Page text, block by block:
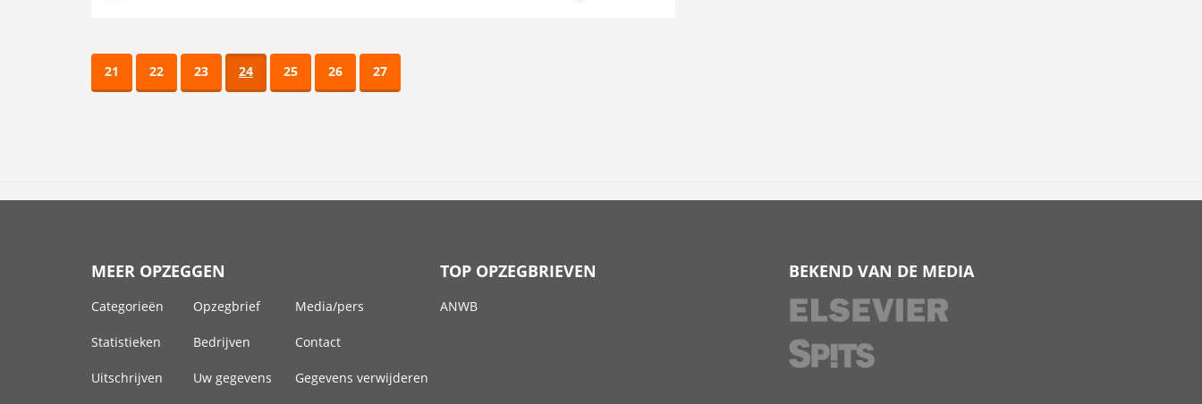
21 22 23 24 25 26 27
MEER OPZEGGEN
Categorieën Opzegbrief Media/pers
Statistieken Bedrijven Contact
Uitschrijven Uw gegevens Gegevens verwijderen
TOP OPZEGBRIEVEN
ANWB
BEKEND VAN DE MEDIA